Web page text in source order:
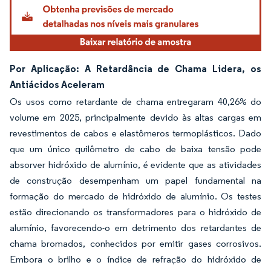
Por Aplicação: A Retardância de Chama Lidera, os
Antiácidos Aceleram
Os usos como retardante de chama entregaram 40,26% do
volume em 2025, principalmente devido às altas cargas em
revestimentos de cabos e elastômeros termoplásticos. Dado
que um único quilômetro de cabo de baixa tensão pode
absorver hidróxido de alumínio, é evidente que as atividades
de construção desempenham um papel fundamental na
formação do mercado de hidróxido de alumínio. Os testes
estão direcionando os transformadores para o hidróxido de
alumínio, favorecendo-o em detrimento dos retardantes de
chama bromados, conhecidos por emitir gases corrosivos.
Embora o brilho e o índice de refração do hidróxido de